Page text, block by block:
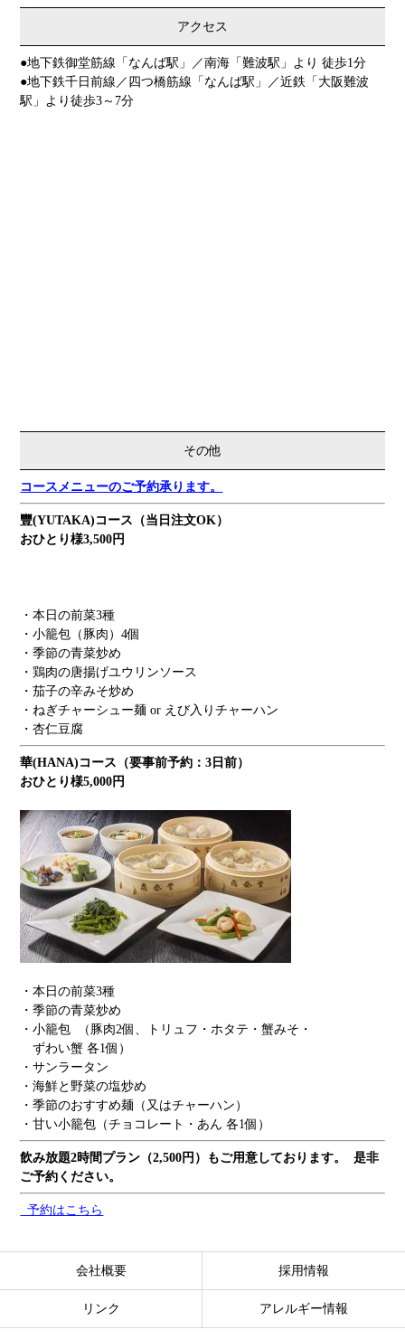
アクセス
●地下鉄御堂筋線「なんば駅」／南海「難波駅」より 徒歩1分
●地下鉄千日前線／四つ橋筋線「なんば駅」／近鉄「大阪難波
駅」より徒歩3～7分
その他
コースメニューのご予約承ります。
豐(YUTAKA)コース（当日注文OK）
おひとり様3,500円
・本日の前菜3種
・小籠包（豚肉）4個
・季節の青菜炒め
・鶏肉の唐揚げユウリンソース
・茄子の辛みそ炒め
・ねぎチャーシュー麺 or えび入りチャーハン
・杏仁豆腐
華(HANA)コース（要事前予約：3日前）
おひとり様5,000円
・本日の前菜3種
・季節の青菜炒め
・小籠包 （豚肉2個、トリュフ・ホタテ・蟹みそ・
ずわい蟹 各1個）
・サンラータン
・海鮮と野菜の塩炒め
・季節のおすすめ麺（又はチャーハン）
・甘い小籠包（チョコレート・あん 各1個）
飲み放題2時間プラン（2,500円）もご用意しております。 是非
ご予約ください。
予約はこちら
会社概要 採用情報
リンク アレルギー情報